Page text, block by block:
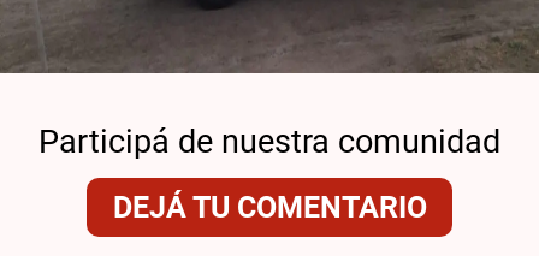
Participá de nuestra comunidad
DEJÁ TU COMENTARIO